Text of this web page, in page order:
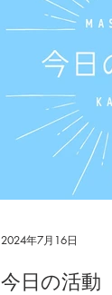
今日の活動
2024年7月16日